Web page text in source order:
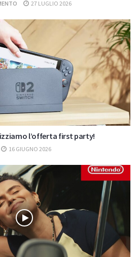
27 LUGLIO 2026
l’offerta first party!
16 GIUGNO 2026